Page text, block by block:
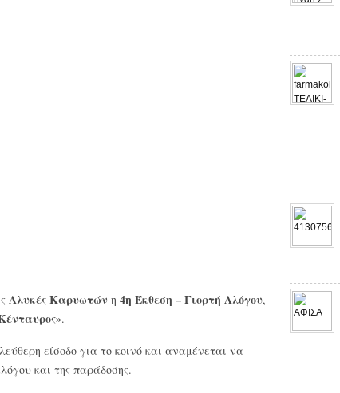
Αλυκές Καρυωτών η 4η Έκθεση – Γιορτή Αλόγου,
.
είσοδο για το κοινό και αναμένεται να
και της παράδοσης.